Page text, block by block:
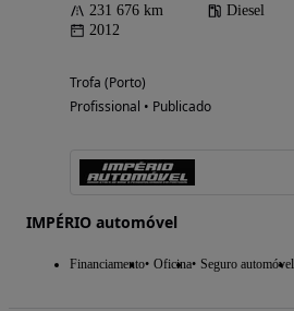
231 676 km Diesel
2012
Trofa (Porto)
Profissional • Publicado
IMPÉRIO automóvel
Financiamento Oficina Seguro automóvel